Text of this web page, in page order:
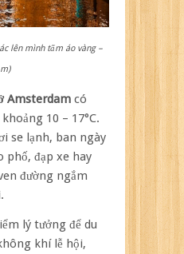
lên mình tấm áo vàng –
Amsterdam có
10 – 17°C.
se lạnh, ban ngày
phố, đạp xe hay
đường ngắm
lý tưởng để du
khí lễ hội,